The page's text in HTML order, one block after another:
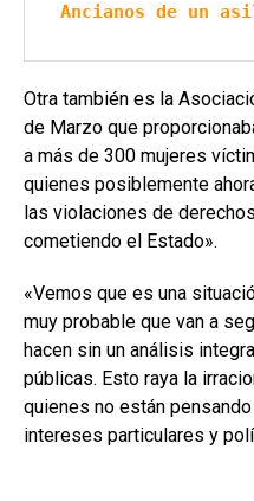
Ancianos de un
Otra también es la
de Marzo que
a más de 300 mujeres
quienes posiblemente
las violaciones de
cometiendo el Estado».
«Vemos que es una
muy probable que van a
hacen sin un análisis
públicas. Esto raya la
quienes no están
intereses particulares y